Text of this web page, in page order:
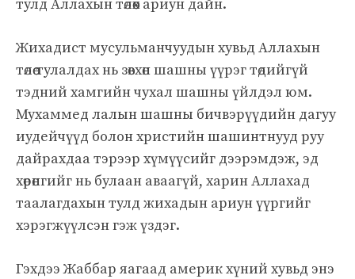
тулд Аллахын төлөөх ариун дайн.
Жихадист мусульманчуудын хувьд Аллахын
төлөө тулалдах нь зөвхөн шашны үүрэг төдийгүй
тэдний хамгийн чухал шашны үйлдэл юм.
Мухаммед лалын шашны бичвэрүүдийн дагуу
иудейчүүд болон христийн шашинтнууд руу
дайрахдаа тэрээр хүмүүсийг дээрэмдэж, эд
хөрөнгийг нь булаан аваагүй, харин Аллахад
таалагдахын тулд жихадын ариун үүргийг
хэрэгжүүлсэн гэж үздэг.
Гэхдээ Жаббар яагаад америк хүний ​​хувьд энэ